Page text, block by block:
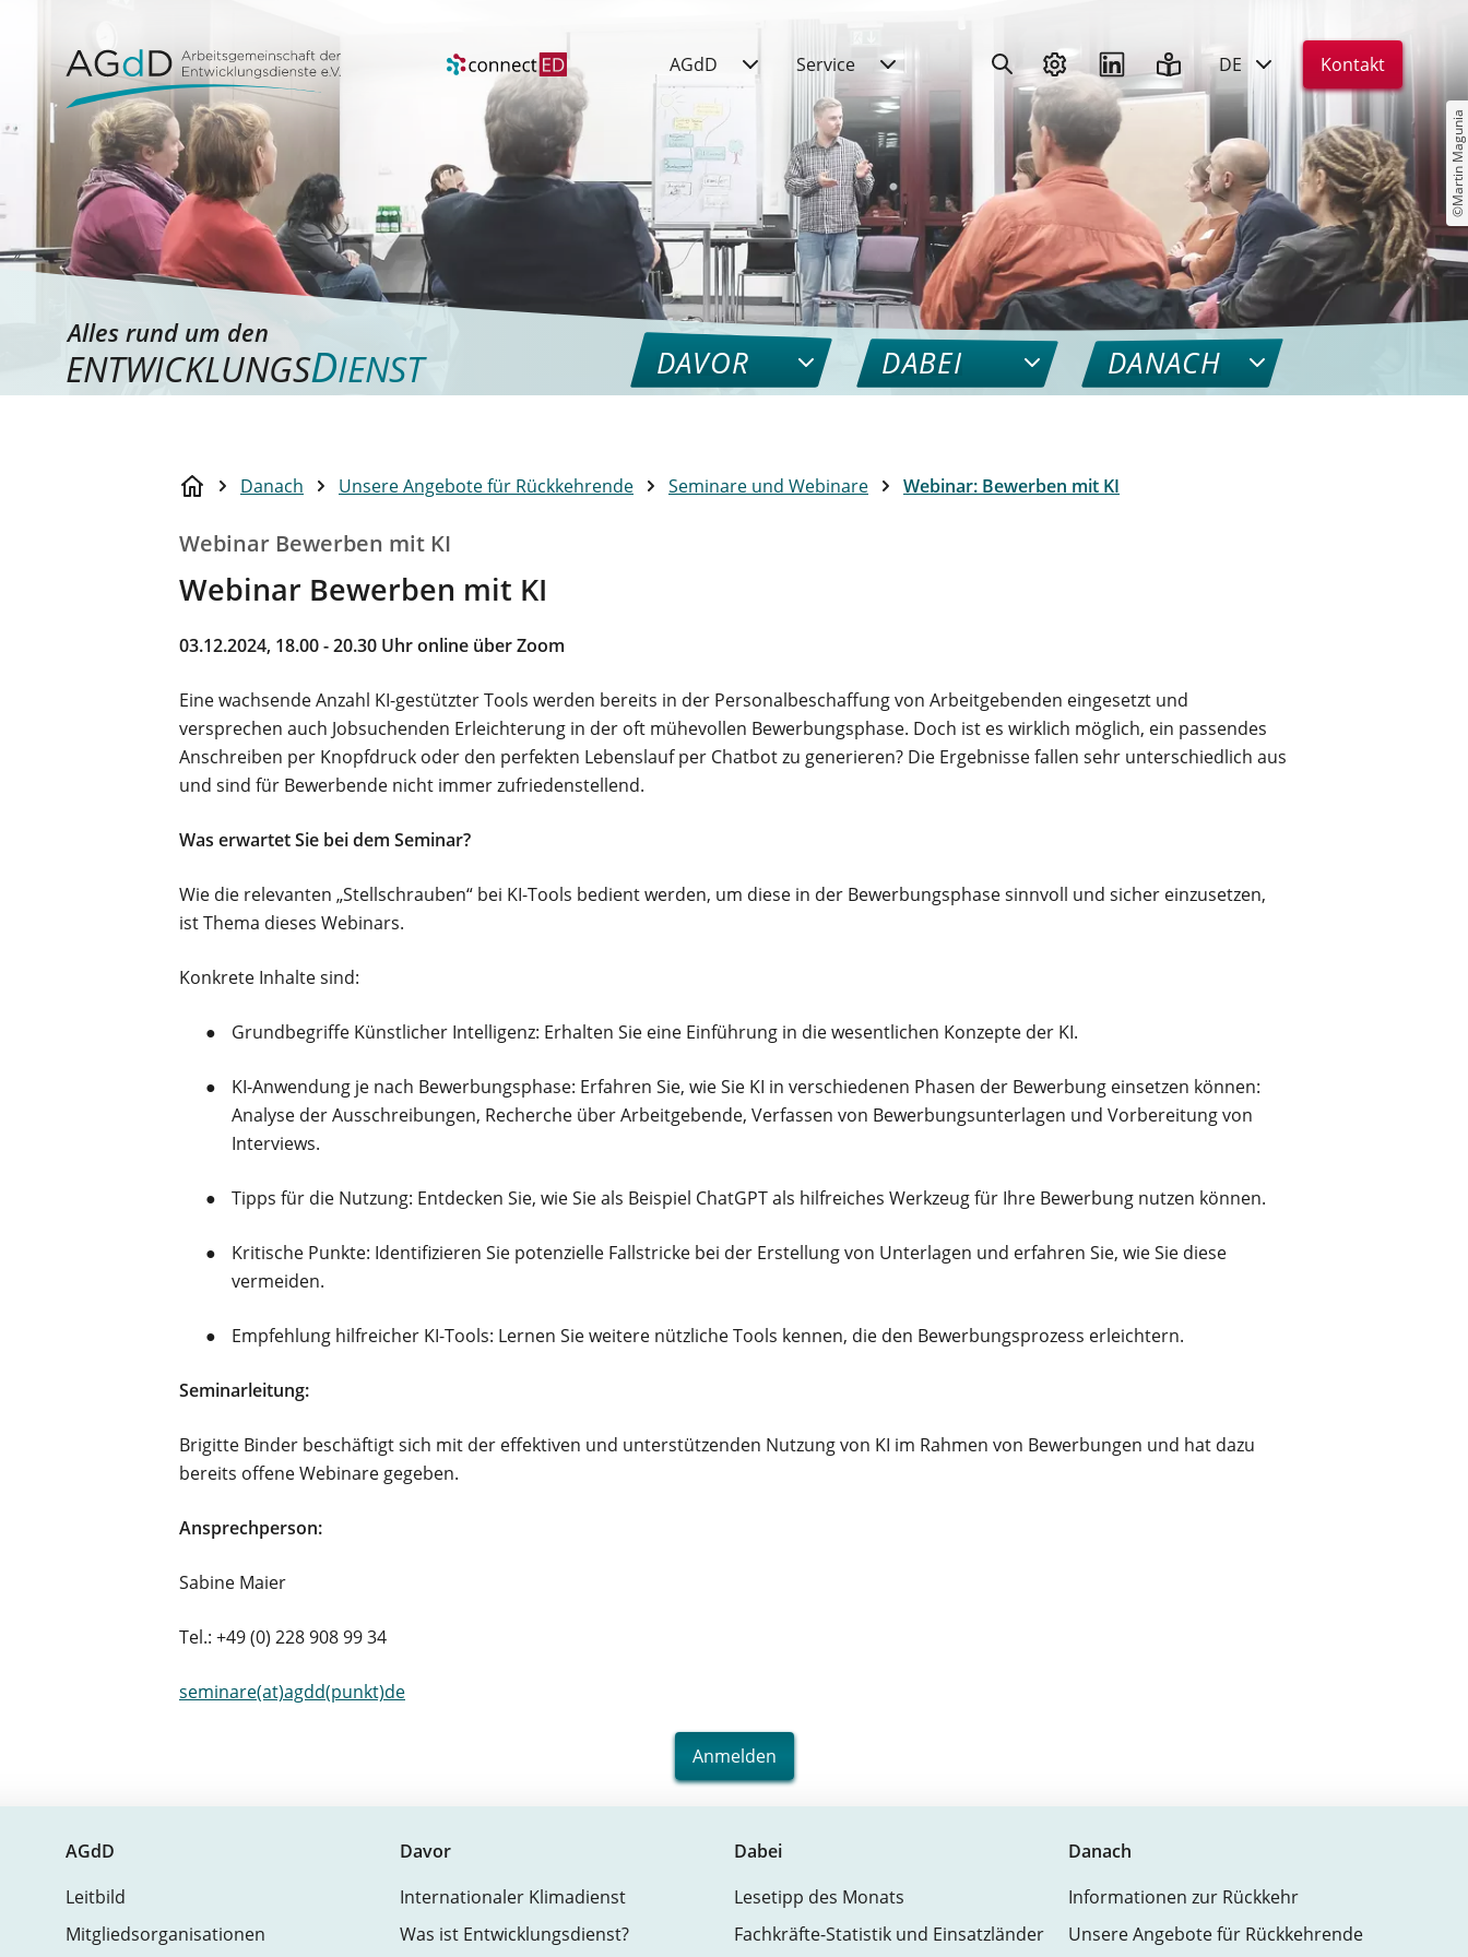
AGdD Service DE Kontakt
©Martin Magunia
Alles rund um den
ENTWICKLUNGSDIENST DAVOR DABEI DANACH
Danach Unsere Angebote für Rückkehrende Seminare und Webinare Webinar: Bewerben mit KI
Webinar Bewerben mit KI
Webinar Bewerben mit KI
03.12.2024, 18.00 - 20.30 Uhr online über Zoom
Eine wachsende Anzahl KI-gestützter Tools werden bereits in der Personalbeschaffung von Arbeitgebenden eingesetzt und
versprechen auch Jobsuchenden Erleichterung in der oft mühevollen Bewerbungsphase. Doch ist es wirklich möglich, ein passendes
Anschreiben per Knopfdruck oder den perfekten Lebenslauf per Chatbot zu generieren? Die Ergebnisse fallen sehr unterschiedlich aus
und sind für Bewerbende nicht immer zufriedenstellend.
Was erwartet Sie bei dem Seminar?
Wie die relevanten „Stellschrauben“ bei KI-Tools bedient werden, um diese in der Bewerbungsphase sinnvoll und sicher einzusetzen,
ist Thema dieses Webinars.
Konkrete Inhalte sind:
Grundbegriffe Künstlicher Intelligenz: Erhalten Sie eine Einführung in die wesentlichen Konzepte der KI.
KI-Anwendung je nach Bewerbungsphase: Erfahren Sie, wie Sie KI in verschiedenen Phasen der Bewerbung einsetzen können:
Analyse der Ausschreibungen, Recherche über Arbeitgebende, Verfassen von Bewerbungsunterlagen und Vorbereitung von
Interviews.
Tipps für die Nutzung: Entdecken Sie, wie Sie als Beispiel ChatGPT als hilfreiches Werkzeug für Ihre Bewerbung nutzen können.
Kritische Punkte: Identifizieren Sie potenzielle Fallstricke bei der Erstellung von Unterlagen und erfahren Sie, wie Sie diese
vermeiden.
Empfehlung hilfreicher KI-Tools: Lernen Sie weitere nützliche Tools kennen, die den Bewerbungsprozess erleichtern.
Seminarleitung:
Brigitte Binder beschäftigt sich mit der effektiven und unterstützenden Nutzung von KI im Rahmen von Bewerbungen und hat dazu
bereits offene Webinare gegeben.
Ansprechperson:
Sabine Maier
Tel.: +49 (0) 228 908 99 34
seminare(at)agdd(punkt)de
Anmelden
AGdD
Leitbild
Mitgliedsorganisationen
Davor
Internationaler Klimadienst
Was ist Entwicklungsdienst?
Dabei
Lesetipp des Monats
Fachkräfte-Statistik und Einsatzländer
Danach
Informationen zur Rückkehr
Unsere Angebote für Rückkehrende